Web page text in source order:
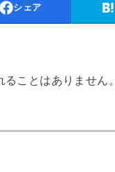
シェア
ことはありません。